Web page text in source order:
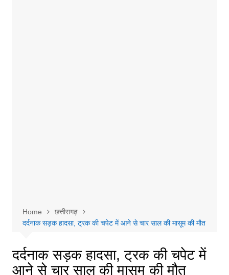
Home
छत्तीसगढ़
दर्दनाक सड़क हादसा, ट्रक की चपेट में आने से चार साल की मासूम की मौत
दर्दनाक सड़क हादसा, ट्रक की चपेट में
आने से चार साल की मासूम की मौत